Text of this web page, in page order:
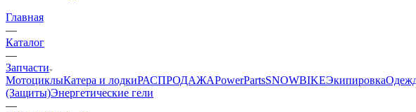
Главная
—
Каталог
—
Запчасти
МотоциклыКатера и лодкиРАСПРОДАЖАPowerPartsSNOWBIKEЭкипировка
(Защиты)Энергетические гели
—